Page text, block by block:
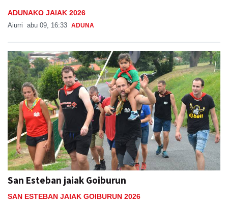
ADUNAKO JAIAK 2026
Aiurri abu 09, 16:33 ADUNA
San Esteban jaiak Goiburun
SAN ESTEBAN JAIAK GOIBURUN 2026